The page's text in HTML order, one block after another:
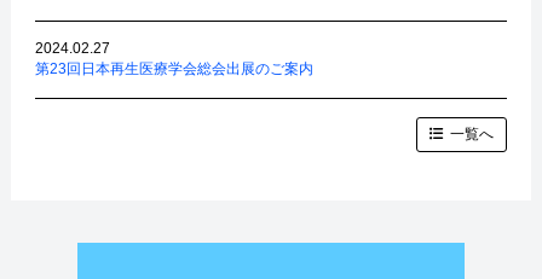
2024.02.27
第23回日本再生医療学会総会出展のご案内
一覧へ